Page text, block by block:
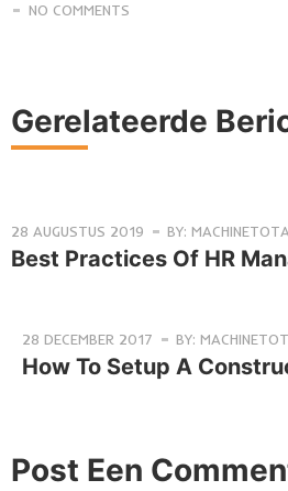
NO COMMENTS
Gerelateerde
28 AUGUSTUS 2019 BY:
Best Practices Of HR
28 DECEMBER 2017 BY:
How To Setup A
Post Een